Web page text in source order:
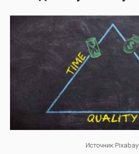
Источник:Pixabay